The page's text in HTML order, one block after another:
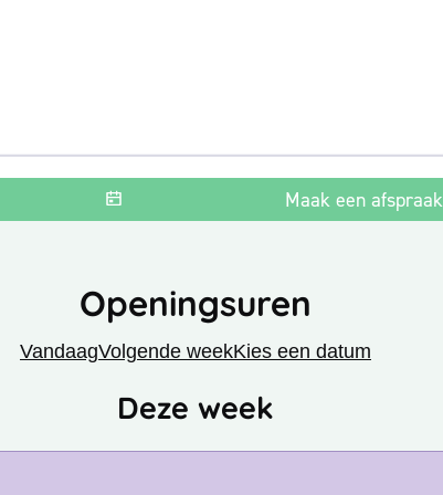
Maak een afspraak
Openingsuren
VandaagVolgende weekKies een datum
Deze week